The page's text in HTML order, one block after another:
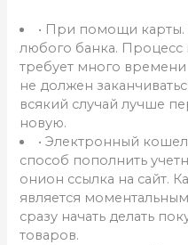
• При помощи
любого банка.
требует много
не должен
всякий случай лучше
новую.
• Электронный
способ пополнить
онион ссылка на сайт.
является
сразу начать делать
товаров.